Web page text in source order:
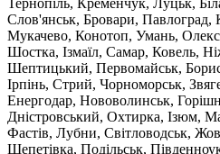
Тернопіль, Кременчук, Луцьк,
Слов'янськ, Бровари, Павлоград,
Мукачево, Конотоп, Умань,
Шостка, Ізмаїл, Самар, Ковель,
Шептицький, Первомайськ,
Ірпінь, Стрий, Чорноморськ,
Енергодар, Нововолинськ,
Дністровський, Охтирка, Ізюм,
Фастів, Лубни, Світловодськ,
Шепетівка, Подільськ,